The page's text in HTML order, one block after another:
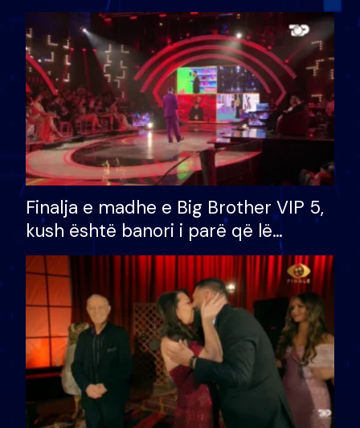
Finalja e madhe e Big Brother VIP 5,
kush është banori i parë që lë
shtëpinë dhe humb mundësinë për
të fituar çmimin e madh